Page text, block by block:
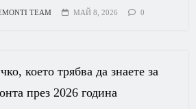
TEAM МАЙ 8, 2026 0
което трябва да знаете за
през 2026 година